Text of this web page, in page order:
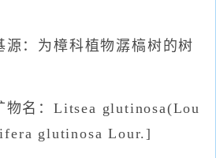
源：为樟科植物潺槁树的树
物名：Litsea glutinosa(Lou
glutinosa Lour.]